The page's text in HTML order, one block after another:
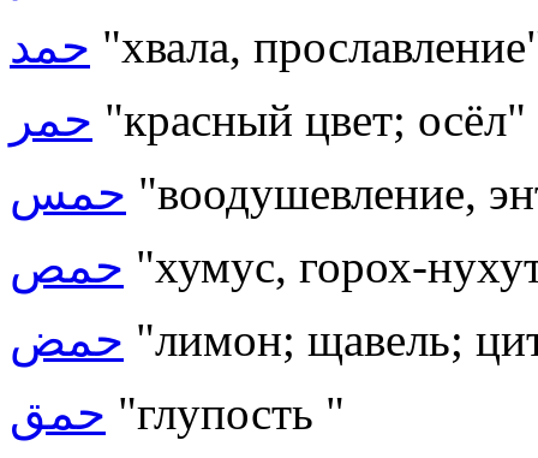
حمد "хвала,
حمر "красный цвет; осёл"
حمس "воодушевление,
حمص "хумус, горох-
حمض "лимон; щавель;
حمق "глупость "